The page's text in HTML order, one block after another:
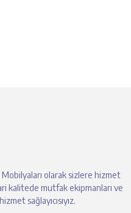
olarak sizlere hizmet
kalitede mutfak ekipmanları ve
sağlayıcısıyız.